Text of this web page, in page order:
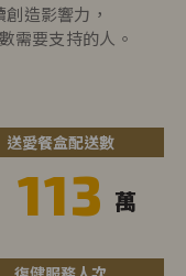
造影響力，
需要支持的人。
送愛餐盒配送數
113 萬